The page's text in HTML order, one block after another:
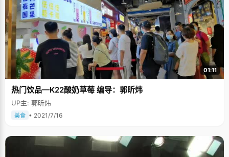
容&quot;，邢滨说，&quot;尤其是英语，我用了一年多的时间来进行强化训
练，才把英语成绩赶上来的。&quot;没有人可以讨论，只能自己一个人学
习，练习，邢滨说高中是一个人的战斗。 &quot;题海战术&quot;并不过时 虽
然很多人都反对题海战术，但是邢滨说这并不是个过时的字眼，&quot;在高
中的时候，题海战术很好用，高考的题目都是由很多题换化过来的，特别是
一些数学题，平时看得多做得多了，高考就不会慌张了。&quot;当然这里的
题海战术也是有讲究的，每次做完题之后，都要归纳总结一下，这种题目的
特点，解题思路等等，还要将易错的题收集起来，经常拿出来看看，避免发
生同样的错误。 一个人生活，靠自觉督促自己 邢滨从小跟着做生意的父母到
处走，走到哪里，学到哪里，12岁的时候，他跟着父母来到珠海，开始一个
人的生活。父母都在香港，只有邢滨一个人在珠海住，自己洗衣服，自己做
&quot;没有人监督，学习只能靠自觉，&quot;邢滨说虽然爸爸妈妈不能在身
边言传身教，但是他们经常打电话来关心自己的生活和学习情况，&quot;每
生活，邢滨内心非常渴望安定，说到未来的理想的时候，邢滨害羞的笑了，
他说自己曾经想过学法律，当一名公务员，过稳定闲适的生活，不过现在来
到北大，进了光华，以后可能会从事与经济相关的职业。
01:11
热门饮品—K22酸奶草莓 编导：郭昕炜
UP主: 郭昕炜
美食 • 2021/7/16